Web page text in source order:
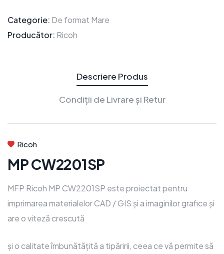
Categorie: De format Mare
Producător: Ricoh
Descriere Produs
Condiții de Livrare și Retur
Ricoh
MP CW2201SP
MFP Ricoh MP CW2201SP este proiectat pentru
imprimarea materialelor CAD / GIS și a imaginilor grafice și
are o viteză crescută
și o calitate îmbunătățită a tipăririi, ceea ce vă permite să